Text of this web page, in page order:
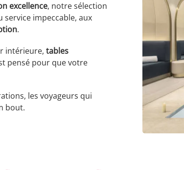
excellence, notre sélection
service impeccable, aux
.
intérieure, tables
pensé pour que votre
les voyageurs qui
bout.